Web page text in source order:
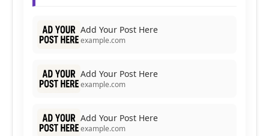
Add Your Post Here
example.com
Add Your Post Here
example.com
Add Your Post Here
example.com